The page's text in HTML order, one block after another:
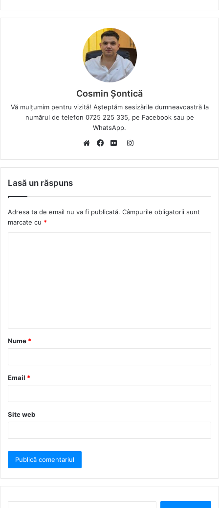
Cosmin Șontică
Vă mulțumim pentru vizită! Așteptăm sesizările dumneavoastră la
numărul de telefon 0725 225 335, pe Facebook sau pe
WhatsApp.
e
a
o
l
r
I
s
r
Lasă un răspuns
Adresa ta de email nu va fi publicată. Câmpurile obligatorii sunt
marcate cu *
Nume *
Email *
Site web